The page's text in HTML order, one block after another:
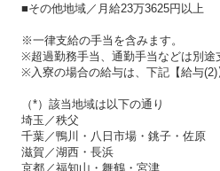
■その他地域／月給23万3625円以上
※一律支給の手当を含みます。
※超過勤務手当、通勤手当などは別途
※入寮の場合の給与は、下記【給与(2)
（*）該当地域は以下の通り
埼玉／秩父
千葉／鴨川・八日市場・銚子・佐原
滋賀／湖西・長浜
京都／福知山・舞鶴・宮津